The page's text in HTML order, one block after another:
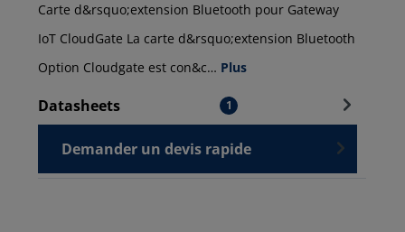
Carte d&rsquo;extension Bluetooth pour Gateway
IoT CloudGate La carte d&rsquo;extension Bluetooth
Option Cloudgate est con&c… Plus
Datasheets 1
Demander un devis rapide